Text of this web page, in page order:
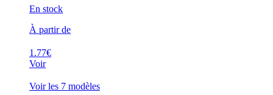
En stock
À partir de
1.77€
Voir
Voir les 7 modèles